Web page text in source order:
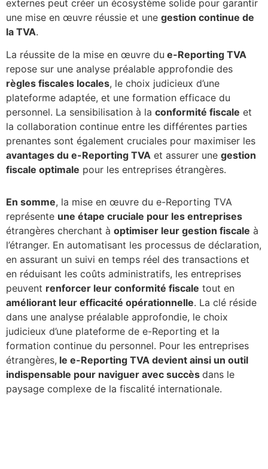
externes peut créer un écosystème solide pour garantir
une mise en œuvre réussie et une gestion continue de
la TVA.
La réussite de la mise en œuvre du e-Reporting TVA
repose sur une analyse préalable approfondie des
règles fiscales locales, le choix judicieux d’une
plateforme adaptée, et une formation efficace du
personnel. La sensibilisation à la conformité fiscale et
la collaboration continue entre les différentes parties
prenantes sont également cruciales pour maximiser les
avantages du e-Reporting TVA et assurer une gestion
fiscale optimale pour les entreprises étrangères.
En somme, la mise en œuvre du e-Reporting TVA
représente une étape cruciale pour les entreprises
étrangères cherchant à optimiser leur gestion fiscale à
l’étranger. En automatisant les processus de déclaration,
en assurant un suivi en temps réel des transactions et
en réduisant les coûts administratifs, les entreprises
peuvent renforcer leur conformité fiscale tout en
améliorant leur efficacité opérationnelle. La clé réside
dans une analyse préalable approfondie, le choix
judicieux d’une plateforme de e-Reporting et la
formation continue du personnel. Pour les entreprises
étrangères, le e-Reporting TVA devient ainsi un outil
indispensable pour naviguer avec succès dans le
paysage complexe de la fiscalité internationale.